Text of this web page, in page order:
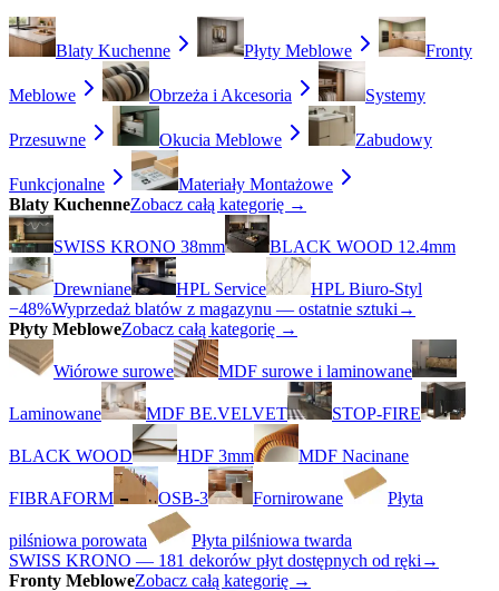
Blaty Kuchenne Płyty Meblowe Fronty
Meblowe Obrzeża i Akcesoria Systemy
Przesuwne Okucia Meblowe Zabudowy
Funkcjonalne
Materiały Montażowe
Blaty KuchenneZobacz całą kategorię →
SWISS KRONO 38mm BLACK WOOD 12.4mm
Drewniane HPL Service
HPL Biuro-Styl
−48%Wyprzedaż blatów z magazynu — ostatnie sztuki →
Płyty MebloweZobacz całą kategorię →
Wiórowe surowe MDF surowe i laminowane
Laminowane MDF BE.VELVET STOP-FIRE
BLACK WOOD HDF 3mm MDF Nacinane
FIBRAFORM OSB-3 Fornirowane Płyta
pilśniowa porowata
Płyta pilśniowa twarda
SWISS KRONO — 181 dekorów płyt dostępnych od ręki →
Fronty MebloweZobacz całą kategorię →